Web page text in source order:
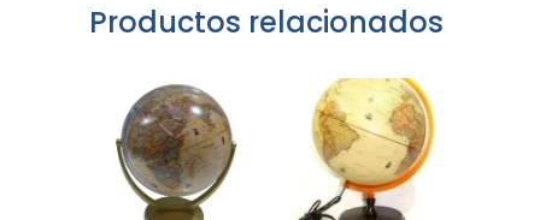
Productos relacionados